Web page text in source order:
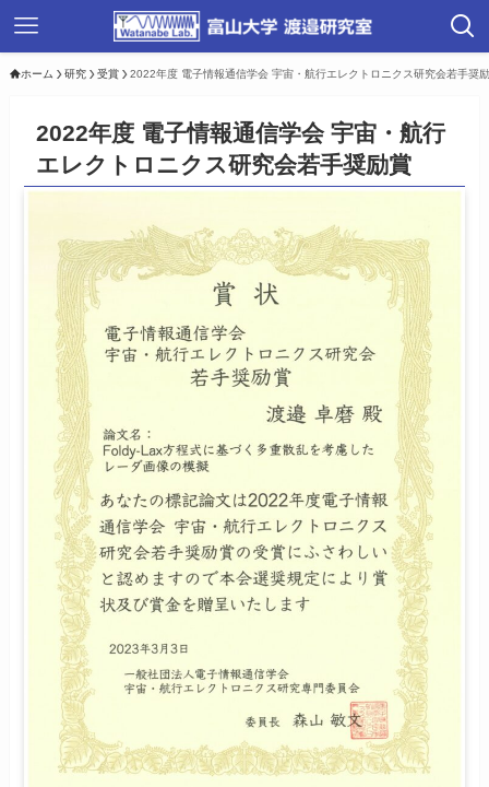
ホーム 研究 受賞 2022年度 電子情報通信学会 宇宙・航行エレクトロニクス研究会若手奨
2022年度 電子情報通信学会 宇宙・航行
エレクトロニクス研究会若手奨励賞